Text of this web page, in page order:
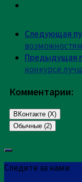
Следующая
Предыдущая
конкурсе
Комментарии:
ВКонтакте (X)
Обычные (2)
Следите за нами: